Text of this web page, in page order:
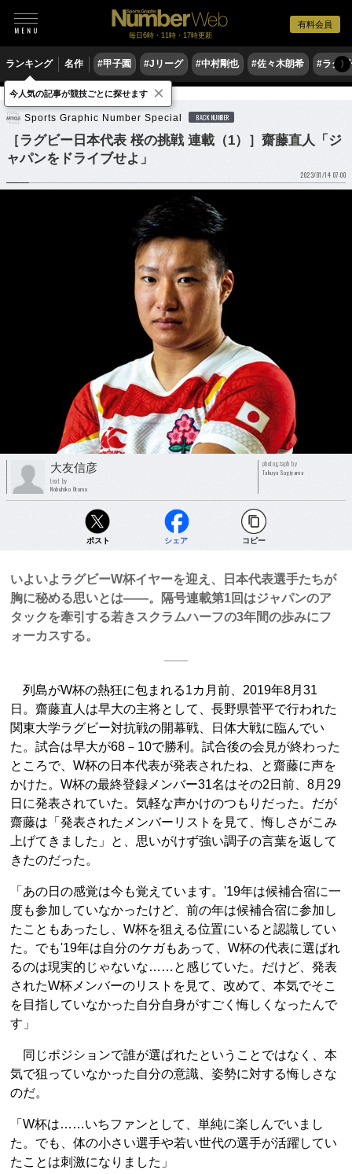
有料会員
毎日6時・11時・17時更新
ランキング 名作 #甲子園 #Jリーグ #中村剛也 #佐々木朗希 #ラグ〉
ラグビー ラグビー日本代表
Sports Graphic Number Special BACK NUMBER
［ラグビー日本代表 桜の挑戦 連載（1）］齋藤直人「ジ
ャパンをドライブせよ」
2023/01/14 07:00
大友信彦
text by
Nobuhiko Otomo
photograph by
Takuya Sugiyama
ポスト シェア コピー
いよいよラグビーW杯イヤーを迎え、日本代表選手たちが
胸に秘める思いとは――。隔号連載第1回はジャパンのア
タックを牽引する若きスクラムハーフの3年間の歩みにフ
ォーカスする。
列島がW杯の熱狂に包まれる1カ月前、2019年8月31
日。齋藤直人は早大の主将として、長野県菅平で行われた
関東大学ラグビー対抗戦の開幕戦、日体大戦に臨んでい
た。試合は早大が68－10で勝利。試合後の会見が終わった
ところで、W杯の日本代表が発表されたね、と齋藤に声を
かけた。W杯の最終登録メンバー31名はその2日前、8月29
日に発表されていた。気軽な声かけのつもりだった。だが
齋藤は「発表されたメンバーリストを見て、悔しさがこみ
上げてきました」と、思いがけず強い調子の言葉を返して
きたのだった。
「あの日の感覚は今も覚えています。'19年は候補合宿に一
度も参加していなかったけど、前の年は候補合宿に参加し
たこともあったし、W杯を狙える位置にいると認識してい
た。でも'19年は自分のケガもあって、W杯の代表に選ばれ
るのは現実的じゃないな……と感じていた。だけど、発表
されたW杯メンバーのリストを見て、改めて、本気でそこ
を目指していなかった自分自身がすごく悔しくなったんで
す」
同じポジションで誰が選ばれたということではなく、本
気で狙っていなかった自分の意識、姿勢に対する悔しさな
のだ。
「W杯は……いちファンとして、単純に楽しんでいまし
た。でも、体の小さい選手や若い世代の選手が活躍してい
たことは刺激になりました」
今人気の記事が競技ごとに探せます ×